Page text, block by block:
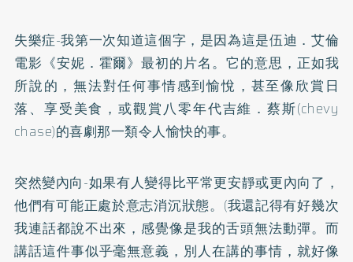
失樂症-我第一次知道這個字，是因為這是伍迪．艾倫
電影《安妮．霍爾》最初的片名。它的意思，正如我
所說的，無法對任何事情感到愉悅，甚至像欣賞日
落、享受美食，或觀賞八零年代吉維．蔡斯(chevy
chase)的喜劇那一類令人愉快的事。
突然變內向-如果有人變得比平常更安靜或更內向了，
他們有可能正處於意志消沉狀態。(我還記得有好幾次
我連話都說不出來，感覺像是我的舌頭無法動彈。而
講話這件事似乎毫無意義，別人在講的事情，就好像